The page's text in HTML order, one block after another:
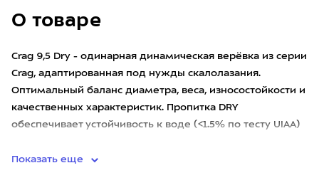
О товаре
Crag 9,5 Dry - одинарная динамическая верёвка из серии
Crag, адаптированная под нужды скалолазания.
Оптимальный баланс диаметра, веса, износостойкости и
качественных характеристик. Пропитка DRY
обеспечивает устойчивость к воде (<1.5% по тесту UIAA)
Показать еще